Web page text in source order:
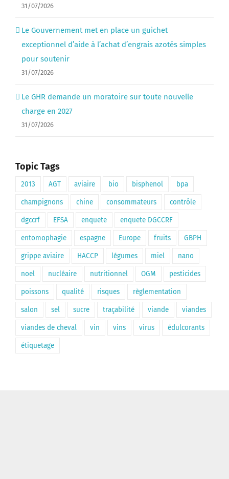
31/07/2026
Le Gouvernement met en place un guichet
exceptionnel d’aide à l’achat d’engrais azotés simples
pour soutenir
31/07/2026
Le GHR demande un moratoire sur toute nouvelle
charge en 2027
31/07/2026
Topic Tags
2013 AGT aviaire bio bisphenol bpa
champignons chine consommateurs contrôle
dgccrf EFSA enquete enquete DGCCRF
entomophagie espagne Europe fruits GBPH
grippe aviaire HACCP légumes miel nano
noel nucléaire nutritionnel OGM pesticides
poissons qualité risques règlementation
salon sel sucre traçabilité viande viandes
viandes de cheval vin vins virus édulcorants
étiquetage